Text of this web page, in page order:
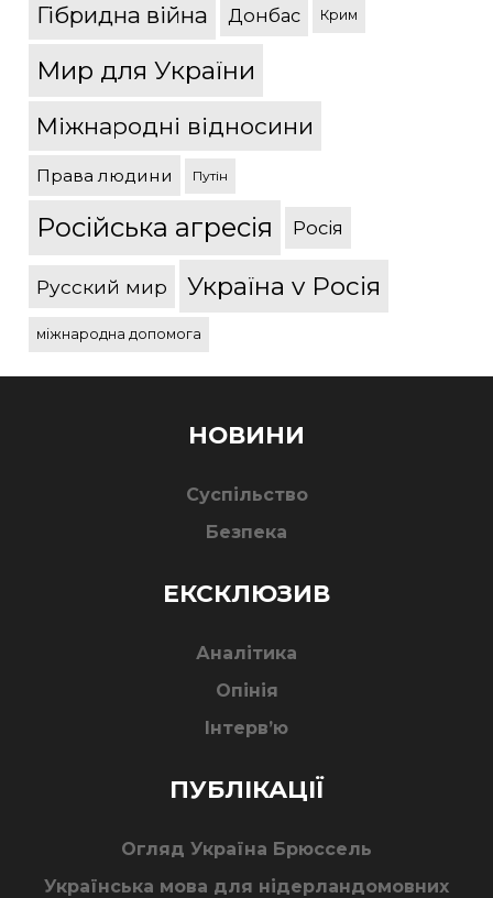
Гібридна війна Донбас Крим
Мир для України
Міжнародні відносини
Права людини Путін
Російська агресія Росія
Русский мир Україна v Росія
міжнародна допомога
НОВИНИ
Суспільство
Безпека
ЕКСКЛЮЗИВ
Аналітика
Опінія
Інтерв’ю
ПУБЛІКАЦІЇ
Огляд Україна Брюссель
Українська мова для нідерландомовних